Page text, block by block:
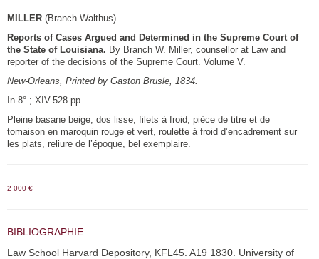
MILLER (Branch Walthus).
Reports of Cases Argued and Determined in the Supreme Court of
the State of Louisiana. By Branch W. Miller, counsellor at Law and
reporter of the decisions of the Supreme Court. Volume V.
New-Orleans, Printed by Gaston Brusle, 1834.
In-8° ; XIV-528 pp.
Pleine basane beige, dos lisse, filets à froid, pièce de titre et de
tomaison en maroquin rouge et vert, roulette à froid d’encadrement sur
les plats, reliure de l’époque, bel exemplaire.
2 000 €
BIBLIOGRAPHIE
Law School Harvard Depository, KFL45. A19 1830. University of